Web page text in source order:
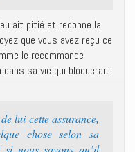
ait pitié et redonne la
que vous avez reçu ce
le recommande
dans sa vie qui bloquerait
lui cette assurance,
chose selon sa
nous savons qu’il